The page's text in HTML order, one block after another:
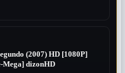
(2007) ​HD [1080P]
dizonHD